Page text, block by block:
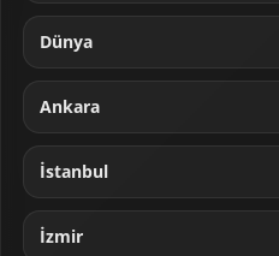
Dünya
Ankara
İstanbul
İzmir